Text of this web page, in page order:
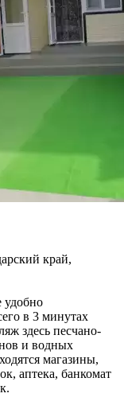
край,
в 3 минутах
здесь песчано-
и водных
магазины,
аптека, банкомат